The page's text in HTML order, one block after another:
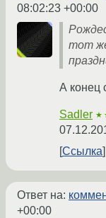
08:02:23 +00:00
тот
А конец
Sadler
Ссылка
Ответ на:
+00:00